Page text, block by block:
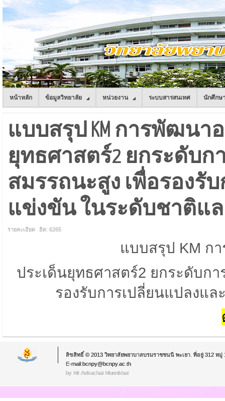
หน้าหลัก ข้อมูลวิทยาลัย หน่วยงาน ระบบสารสนเทศ นักศึกษ
แบบสรุป KM การพัฒน
ยุทธศาสตร์2 ยกระดับ
สมรรถนะสูง เพื่อรองรั
แข่งขัน ในระดับชาติแ
รายละเอียด ฮิต: 6265
แบบสรุป KM ก
ประเด็นยุทธศาสตร์2 ยกระดับก
รองรับการเปลี่ยนแปลงแ
ลิขสิทธิ์ © 2013 วิทยาลัยพยาบาลบรมราชชนนี พะเยา. ที่อยู่ 312 หมู่
E-mail:bcnpy@bcnpy.ac.th
by Mr.Aekachai Muenkhat